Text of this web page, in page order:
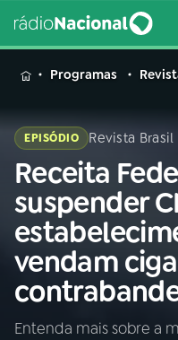
MENU
Buscar
na
Rádio
Nacional
01INÍCIO
Programas
EPISÓDIO Revista Brasil
Receita
suspender
vendam
Entenda mais sobre a